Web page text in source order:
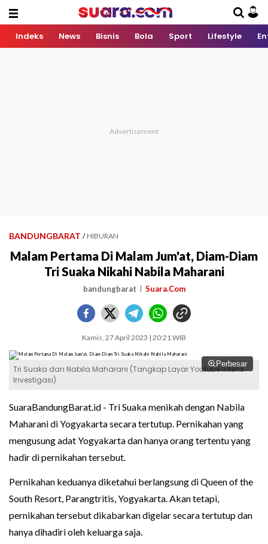
Indeks News Bisnis Bola Sport Lifestyle
BANDUNGBARAT / HIBURAN
Malam Pertama Di Malam Jum'at, Diam-Diam
Tri Suaka Nikahi Nabila Maharani
bandungbarat Suara.Com
Kamis, 27 April 2023 | 20:21 WIB
Perbesar
Tri Suaka dan Nabila Maharani (Tangkap Layar Youtube Intens
Investigasi)
SuaraBandungBarat.id - Tri Suaka menikah dengan Nabila
Maharani di Yogyakarta secara tertutup. Pernikahan yang
mengusung adat Yogyakarta dan hanya orang tertentu yang
hadir di pernikahan tersebut.
Pernikahan keduanya diketahui berlangsung di Queen of the
South Resort, Parangtritis, Yogyakarta. Akan tetapi,
pernikahan tersebut dikabarkan digelar secara tertutup dan
hanya dihadiri oleh keluarga saja.